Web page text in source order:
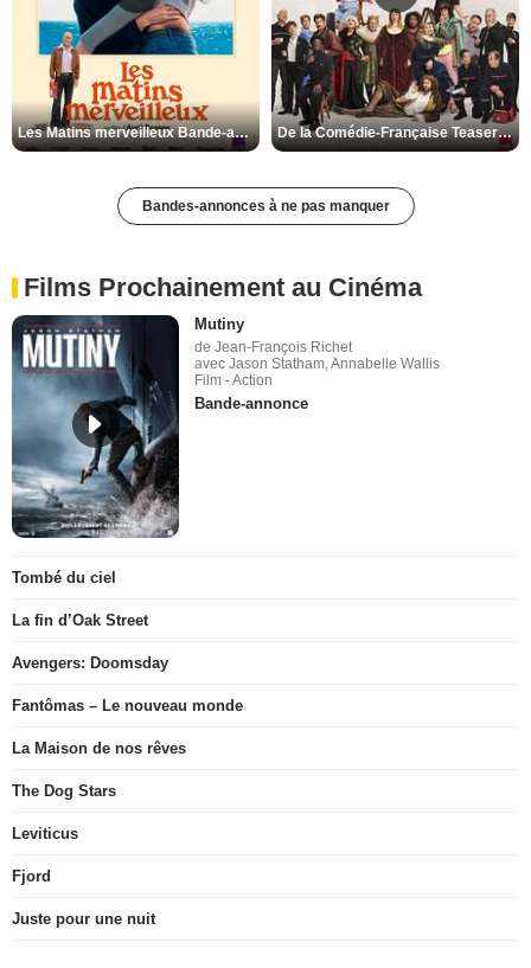
Les Matins merveilleux Bande-annonce VF De la Comédie-Française Teaser VF
Bandes-annonces à ne pas manquer
Films Prochainement au Cinéma
Mutiny
de Jean-François Richet
avec Jason Statham, Annabelle Wallis
Film - Action
Bande-annonce
Tombé du ciel
La fin d’Oak Street
Avengers: Doomsday
Fantômas – Le nouveau monde
La Maison de nos rêves
The Dog Stars
Leviticus
Fjord
Juste pour une nuit